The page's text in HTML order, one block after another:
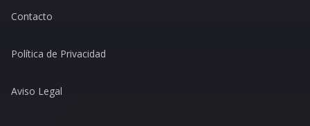
Contacto
Política de Privacidad
Aviso Legal